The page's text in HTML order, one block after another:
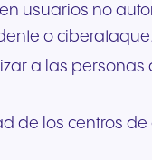
usuarios no
o
a las personas
de los centros de